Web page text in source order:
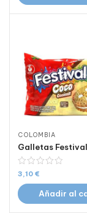
COLOMBIA
3,10 €
Añadir al